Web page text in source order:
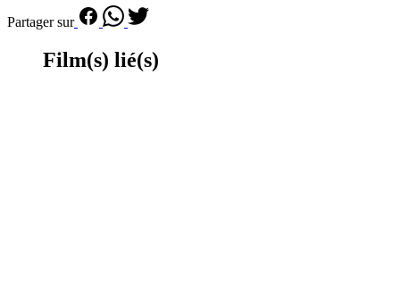
Partager sur
Film(s) lié(s)